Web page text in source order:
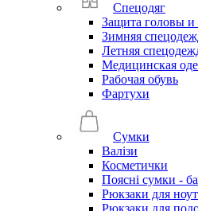
Спецодяг
Защита головы и
Зимняя
Летняя
Медицинская
Рабочая обувь
Фартухи
Сумки
Валізи
Косметички
Поясні сумки -
Рюкзаки для
Рюкзаки для